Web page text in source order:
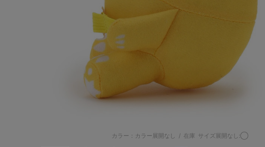
カラー：カラー展開なし / 在庫 サイズ展開なし:◯